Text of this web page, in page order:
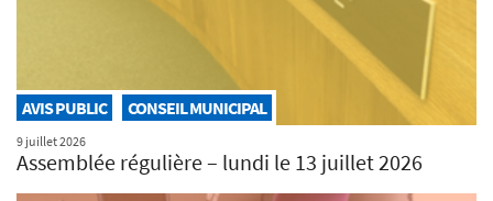
AVIS PUBLIC CONSEIL MUNICIPAL
9 juillet 2026
Assemblée régulière – lundi le 13 juillet 2026